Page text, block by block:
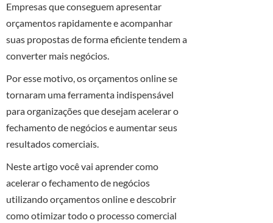
Empresas que conseguem apresentar
orçamentos rapidamente e acompanhar
suas propostas de forma eficiente tendem a
converter mais negócios.
Por esse motivo, os orçamentos online se
tornaram uma ferramenta indispensável
para organizações que desejam acelerar o
fechamento de negócios e aumentar seus
resultados comerciais.
Neste artigo você vai aprender como
acelerar o fechamento de negócios
utilizando orçamentos online e descobrir
como otimizar todo o processo comercial